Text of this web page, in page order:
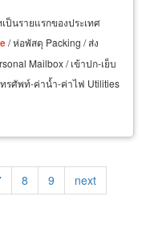
นรายแรกของประเทศ
/ ห่อพัสดุ Packing / ส่ง
Mailbox / เข้าปก-เย็บ
ทรศัพท์-ค่าน้ำ-ค่าไฟ Utilities
Page
8 Page
9
Next
page
next